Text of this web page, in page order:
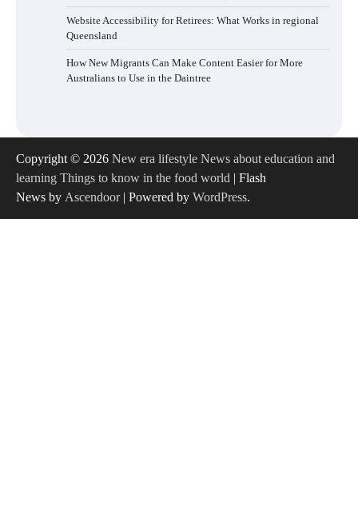
Website Accessibility for Retirees: What Works in regional
Queensland
How New Migrants Can Make Content Easier for More
Australians to Use in the Daintree
Copyright © 2026 New era lifestyle News about education and
learning Things to know in the food world | Flash
News by Ascendoor| Powered by WordPress.